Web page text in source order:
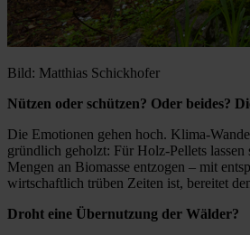
Bild: Matthias Schickhofer
Nützen oder schützen? Oder beides?
Die Emotionen gehen hoch. Klima-
gründlich geholzt: Für Holz-Pellets
Mengen an Biomasse entzogen – mit
wirtschaftlich trüben Zeiten ist, bereitet
Droht eine Übernutzung der Wälder?